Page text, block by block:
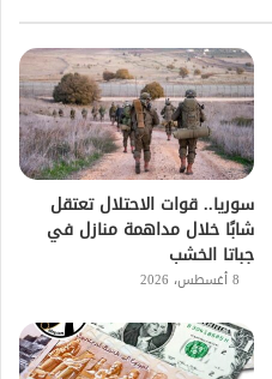
سوريا.. قوات الاحتلال تعتقل
شابًا خلال مداهمة منازل في
جباتا الخشب
8 أغسطس، 2026